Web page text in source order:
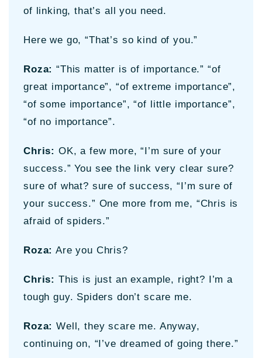
of linking, that’s all you need.
Here we go, “That’s so kind of you.”
Roza: “This matter is of importance.” “of
great importance”, “of extreme importance”,
“of some importance”, “of little importance”,
“of no importance”.
Chris: OK, a few more, “I’m sure of your
success.” You see the link very clear sure?
sure of what? sure of success, “I’m sure of
your success.” One more from me, “Chris is
afraid of spiders.”
Roza: Are you Chris?
Chris: This is just an example, right? I’m a
tough guy. Spiders don’t scare me.
Roza: Well, they scare me. Anyway,
continuing on, “I’ve dreamed of going there.”